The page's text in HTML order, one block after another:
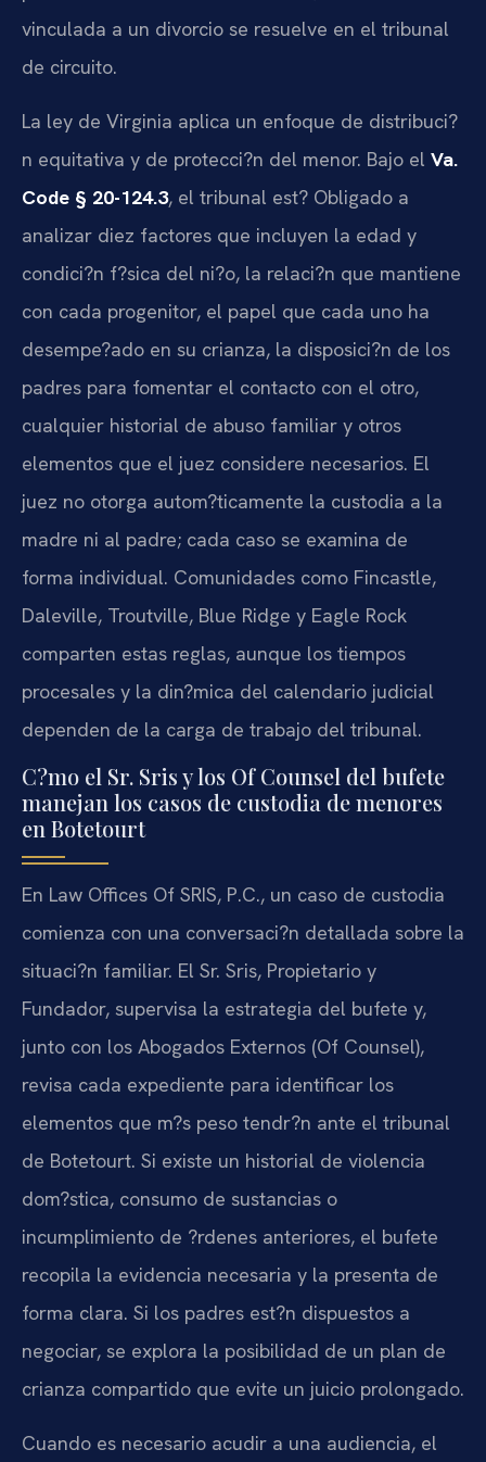
vinculada a un divorcio se resuelve en el tribunal
de circuito.
La ley de Virginia aplica un enfoque de distribuci?
n equitativa y de protecci?n del menor. Bajo el Va.
Code § 20-124.3, el tribunal est? Obligado a
analizar diez factores que incluyen la edad y
condici?n f?sica del ni?o, la relaci?n que mantiene
con cada progenitor, el papel que cada uno ha
desempe?ado en su crianza, la disposici?n de los
padres para fomentar el contacto con el otro,
cualquier historial de abuso familiar y otros
elementos que el juez considere necesarios. El
juez no otorga autom?ticamente la custodia a la
madre ni al padre; cada caso se examina de
forma individual. Comunidades como Fincastle,
Daleville, Troutville, Blue Ridge y Eagle Rock
comparten estas reglas, aunque los tiempos
procesales y la din?mica del calendario judicial
dependen de la carga de trabajo del tribunal.
C?mo el Sr. Sris y los Of Counsel del bufete
manejan los casos de custodia de menores
en Botetourt
En Law Offices Of SRIS, P.C., un caso de custodia
comienza con una conversaci?n detallada sobre la
situaci?n familiar. El Sr. Sris, Propietario y
Fundador, supervisa la estrategia del bufete y,
junto con los Abogados Externos (Of Counsel),
revisa cada expediente para identificar los
elementos que m?s peso tendr?n ante el tribunal
de Botetourt. Si existe un historial de violencia
dom?stica, consumo de sustancias o
incumplimiento de ?rdenes anteriores, el bufete
recopila la evidencia necesaria y la presenta de
forma clara. Si los padres est?n dispuestos a
negociar, se explora la posibilidad de un plan de
crianza compartido que evite un juicio prolongado.
Cuando es necesario acudir a una audiencia, el